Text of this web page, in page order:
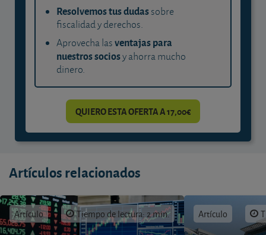
Resolvemos tus dudassobre
fiscalidad y derechos.
Aprovecha lasventajas para
nuestros sociosy ahorra mucho
dinero.
QUIERO ESTA OFERTA A 17,00€
Artículos relacionados
Artículo Tiempo de lectura: 2 min. Artículo